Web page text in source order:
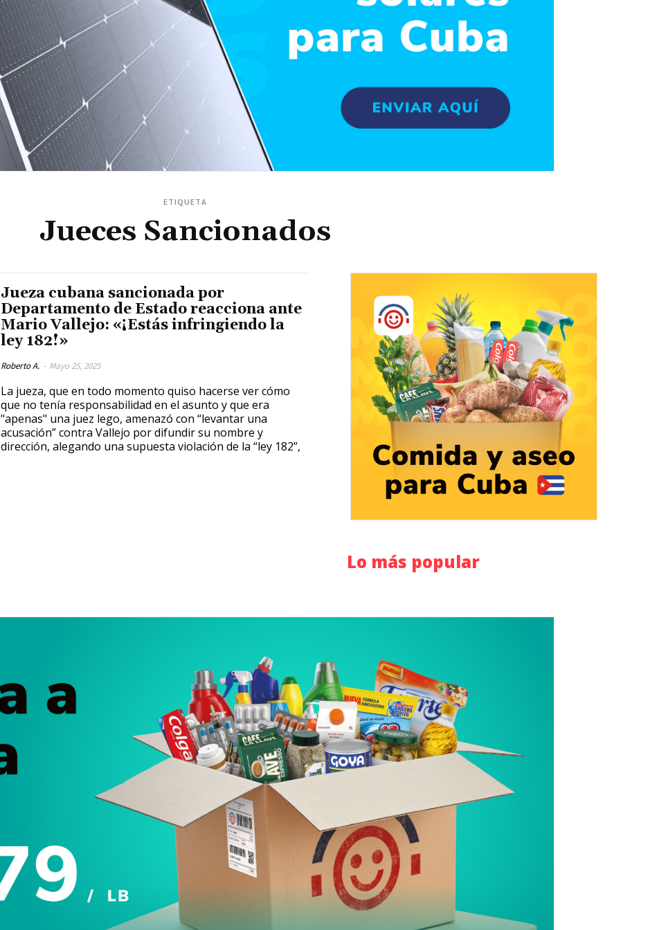
ETIQUETA
Jueces Sancionados
Jueza cubana sancionada por
Departamento de Estado reacciona ante
Mario Vallejo: «¡Estás infringiendo la
ley 182!»
Roberto A. - Mayo 25, 2025
La jueza, que en todo momento quiso hacerse ver cómo
que no tenía responsabilidad en el asunto y que era
"apenas" una juez lego, amenazó con “levantar una
acusación” contra Vallejo por difundir su nombre y
dirección, alegando una supuesta violación de la “ley 182”,
Lo más popular